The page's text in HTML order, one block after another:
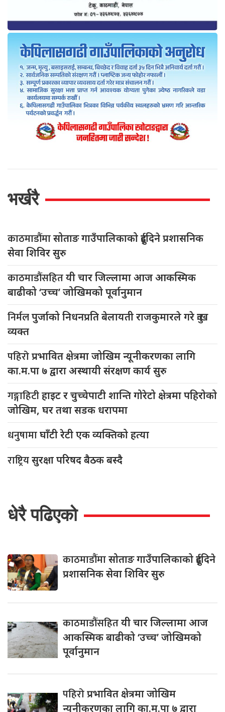
भर्खरै
काठमाडौंमासोताङ गाउँपालिकाको दुईदिने प्रशासनिक
सेवा शिविर सुरु
काठमाडौंसहितयी चार जिल्लामा आज आकस्मिक
बाढीको ‘उच्च’ जोखिमको पूर्वानुमान
निर्मलपुर्जाको निधनप्रति बेलायती राजकुमारले गरे दुःख
व्यक्त
पहिरोप्रभावित क्षेत्रमा जोखिम न्यूनीकरणका लागि
का.म.पा ७ द्वारा अस्थायी संरक्षण कार्य सुरु
गङ्गाहिटीहाइट र चुच्चेपाटी शान्ति गोरेटो क्षेत्रमा पहिरोको
जोखिम, घर तथा सडक धरापमा
धनुषामाघाँटी रेटी एक व्यक्तिको हत्या
राष्ट्रियसुरक्षा परिषद बैठक बस्दै
धेरै पढिएको
काठमाडौंमासोताङ गाउँपालिकाको दुईदिने
प्रशासनिक सेवा शिविर सुरु
काठमाडौंसहितयी चार जिल्लामा आज
आकस्मिक बाढीको ‘उच्च’ जोखिमको
पूर्वानुमान
पहिरोप्रभावित क्षेत्रमा जोखिम
न्यूनीकरणका लागि का.म.पा ७ द्वारा